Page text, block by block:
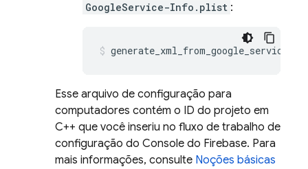
GoogleService-Info.plist :
Esse arquivo de configuração para
computadores contém o ID do projeto em
C++ que você inseriu no fluxo de trabalho de
configuração do Console do Firebase. Para
mais informações, consulte Noções básicas